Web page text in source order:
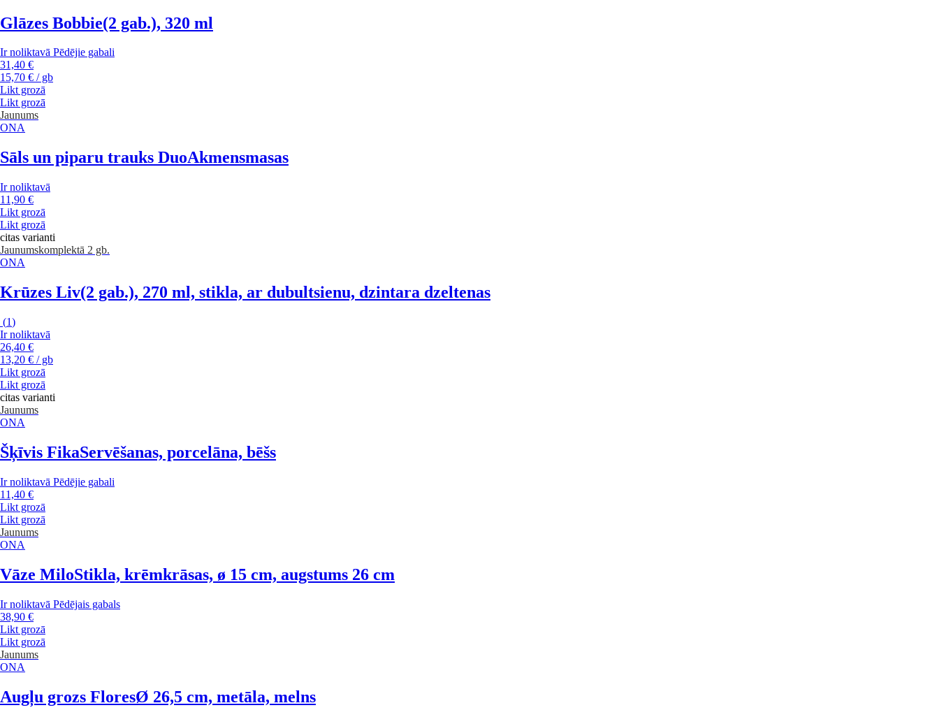
Glāzes Bobbie(2 gab.), 320 ml
Ir noliktavā Pēdējie gabali
31,40 €
15,70 € / gb
Likt grozā
Likt grozā
Jaunums
ONA
Sāls un piparu trauks DuoAkmensmasas
Ir noliktavā
11,90 €
Likt grozā
Likt grozā
citas varianti
Jaunumskomplektā 2 gb.
ONA
Krūzes Liv(2 gab.), 270 ml, stikla, ar dubultsienu, dzintara dzeltenas
(1)
Ir noliktavā
26,40 €
13,20 € / gb
Likt grozā
Likt grozā
citas varianti
Jaunums
ONA
Šķīvis FikaServēšanas, porcelāna, bēšs
Ir noliktavā Pēdējie gabali
11,40 €
Likt grozā
Likt grozā
Jaunums
ONA
Vāze MiloStikla, krēmkrāsas, ø 15 cm, augstums 26 cm
Ir noliktavā Pēdējais gabals
38,90 €
Likt grozā
Likt grozā
Jaunums
ONA
Augļu grozs FloresØ 26,5 cm, metāla, melns